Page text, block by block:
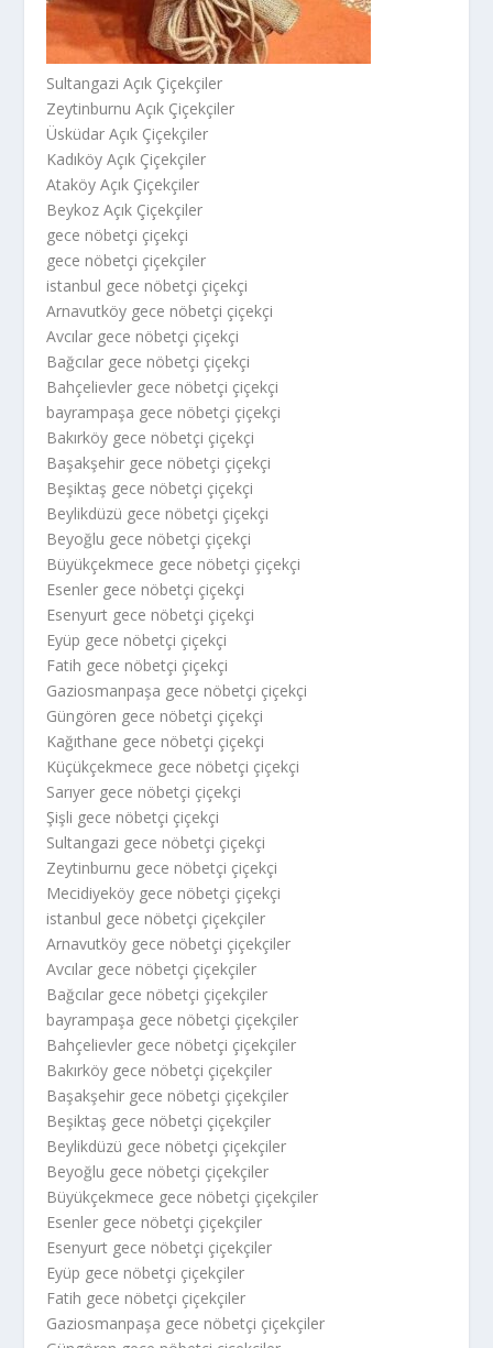
Sultangazi Açık Çiçekçiler
Zeytinburnu Açık Çiçekçiler
Üsküdar Açık Çiçekçiler
Kadıköy Açık Çiçekçiler
Ataköy Açık Çiçekçiler
Beykoz Açık Çiçekçiler
gece nöbetçi çiçekçi
gece nöbetçi çiçekçiler
istanbul gece nöbetçi çiçekçi
Arnavutköy gece nöbetçi çiçekçi
Avcılar gece nöbetçi çiçekçi
Bağcılar gece nöbetçi çiçekçi
Bahçelievler gece nöbetçi çiçekçi
bayrampaşa gece nöbetçi çiçekçi
Bakırköy gece nöbetçi çiçekçi
Başakşehir gece nöbetçi çiçekçi
Beşiktaş gece nöbetçi çiçekçi
Beylikdüzü gece nöbetçi çiçekçi
Beyoğlu gece nöbetçi çiçekçi
Büyükçekmece gece nöbetçi çiçekçi
Esenler gece nöbetçi çiçekçi
Esenyurt gece nöbetçi çiçekçi
Eyüp gece nöbetçi çiçekçi
Fatih gece nöbetçi çiçekçi
Gaziosmanpaşa gece nöbetçi çiçekçi
Güngören gece nöbetçi çiçekçi
Kağıthane gece nöbetçi çiçekçi
Küçükçekmece gece nöbetçi çiçekçi
Sarıyer gece nöbetçi çiçekçi
Şişli gece nöbetçi çiçekçi
Sultangazi gece nöbetçi çiçekçi
Zeytinburnu gece nöbetçi çiçekçi
Mecidiyeköy gece nöbetçi çiçekçi
istanbul gece nöbetçi çiçekçiler
Arnavutköy gece nöbetçi çiçekçiler
Avcılar gece nöbetçi çiçekçiler
Bağcılar gece nöbetçi çiçekçiler
bayrampaşa gece nöbetçi çiçekçiler
Bahçelievler gece nöbetçi çiçekçiler
Bakırköy gece nöbetçi çiçekçiler
Başakşehir gece nöbetçi çiçekçiler
Beşiktaş gece nöbetçi çiçekçiler
Beylikdüzü gece nöbetçi çiçekçiler
Beyoğlu gece nöbetçi çiçekçiler
Büyükçekmece gece nöbetçi çiçekçiler
Esenler gece nöbetçi çiçekçiler
Esenyurt gece nöbetçi çiçekçiler
Eyüp gece nöbetçi çiçekçiler
Fatih gece nöbetçi çiçekçiler
Gaziosmanpaşa gece nöbetçi çiçekçiler